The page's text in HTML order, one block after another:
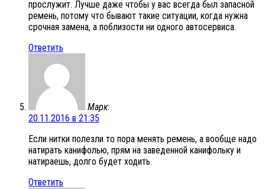
прослужит. Лучше даже чтобы у вас всегда был запасной
ремень, потому что бывают такие ситуации, когда нужна
срочная замена, а поблизости ни одного автосервиса.
Ответить
Марк:
20.11.2016 в 21:35
Если нитки полезли то пора менять ремень, а вообще надо
натирать канифолью, прям на заведенной канифольку и
натираешь, долго будет ходить.
Ответить